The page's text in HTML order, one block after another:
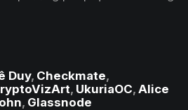
Duy, Checkmate,
, UkuriaOC, Alice
, Glassnode